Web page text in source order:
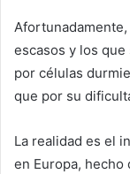
escasos y los
por células
que por su
La realidad es el
en Europa, hecho